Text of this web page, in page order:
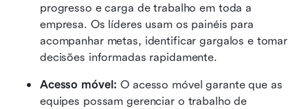
progresso e carga de trabalho em toda a
empresa. Os líderes usam os painéis para
acompanhar metas, identificar gargalos e tomar
decisões informadas rapidamente.
Acesso móvel: O acesso móvel garante que as
equipes possam gerenciar o trabalho de